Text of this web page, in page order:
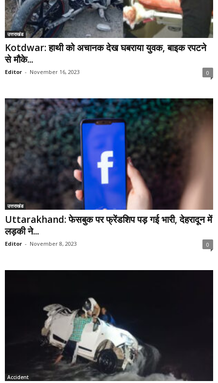
उत्तराखंड
Kotdwar: हाथी को अचानक देख घबराया युवक, बाइक रपटने
से मौके...
Editor - November 16, 2023 0
उत्तराखंड
Uttarakhand: फेसबुक पर फ्रेंडशिप पड़ गई भारी, देहरादून में
लड़की ने...
Editor - November 8, 2023 0
Accident